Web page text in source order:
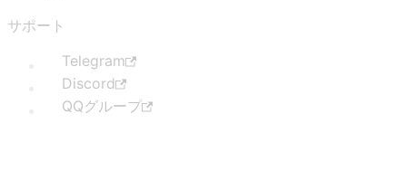
サポート
Telegram
Discord
QQグループ